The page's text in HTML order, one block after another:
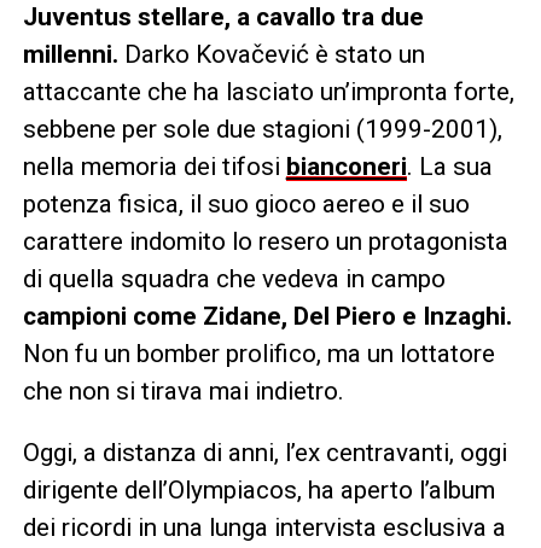
Juventus stellare, a cavallo tra due
millenni. Darko Kovačević è stato un
attaccante che ha lasciato un’impronta forte,
sebbene per sole due stagioni (1999-2001),
nella memoria dei tifosi bianconeri. La sua
potenza fisica, il suo gioco aereo e il suo
carattere indomito lo resero un protagonista
di quella squadra che vedeva in campo
campioni come Zidane, Del Piero e Inzaghi.
Non fu un bomber prolifico, ma un lottatore
che non si tirava mai indietro.
Oggi, a distanza di anni, l’ex centravanti, oggi
dirigente dell’Olympiacos, ha aperto l’album
dei ricordi in una lunga intervista esclusiva a